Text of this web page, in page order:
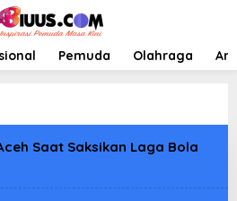
Pemuda Olahraga
Saat Saksikan Laga Bola